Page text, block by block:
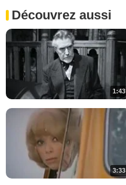
Découvrez aussi
1:43
3:33